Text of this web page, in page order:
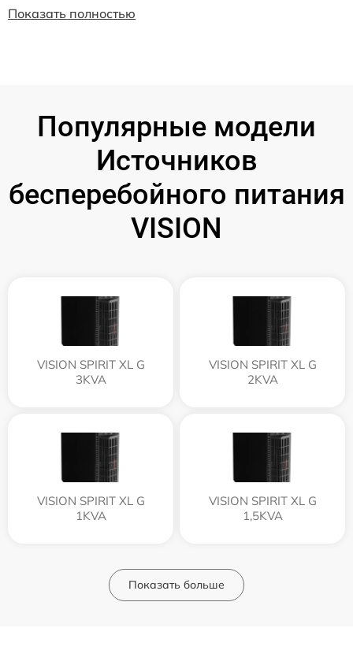
Показать полностью
Популярные модели
Источников
бесперебойного питания
VISION
VISION SPIRIT XL G
3KVA
VISION SPIRIT XL G
2KVA
VISION SPIRIT XL G
1KVA
VISION SPIRIT XL G
1,5KVA
Показать больше